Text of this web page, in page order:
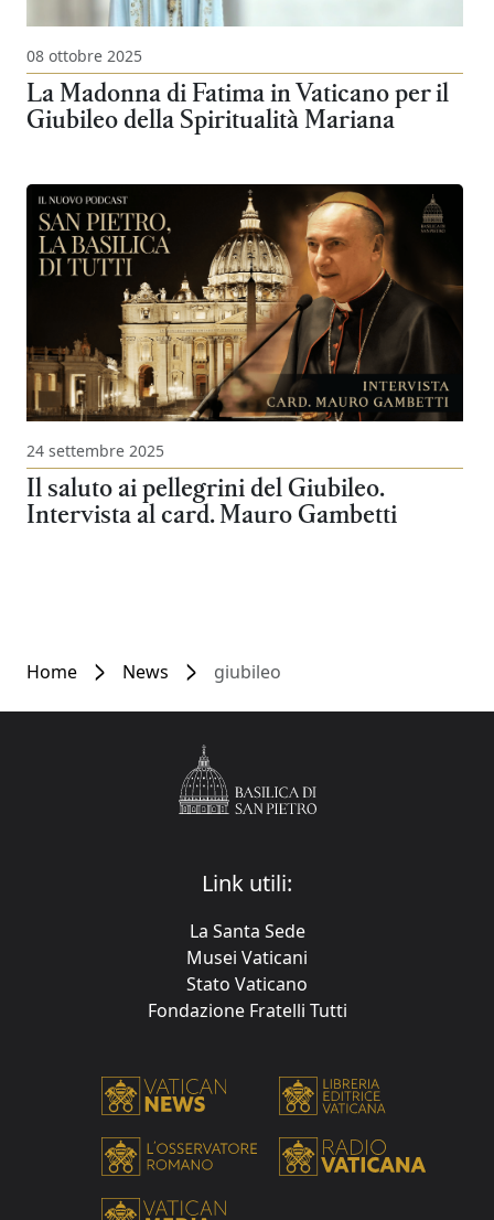
08 ottobre 2025
La Madonna di Fatima in Vaticano per il
Giubileo della Spiritualità Mariana
24 settembre 2025
Il saluto ai pellegrini del Giubileo.
Intervista al card. Mauro Gambetti
Home News giubileo
Link utili:
La Santa Sede
Musei Vaticani
Stato Vaticano
Fondazione Fratelli Tutti